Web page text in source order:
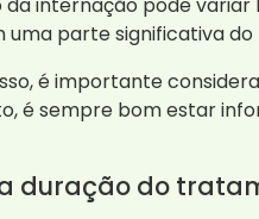
uma parte significativa
é importante
é sempre bom estar
duração do